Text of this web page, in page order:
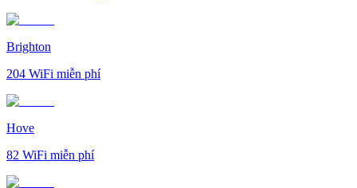
Brighton
204 WiFi miễn phí
Hove
82 WiFi miễn phí